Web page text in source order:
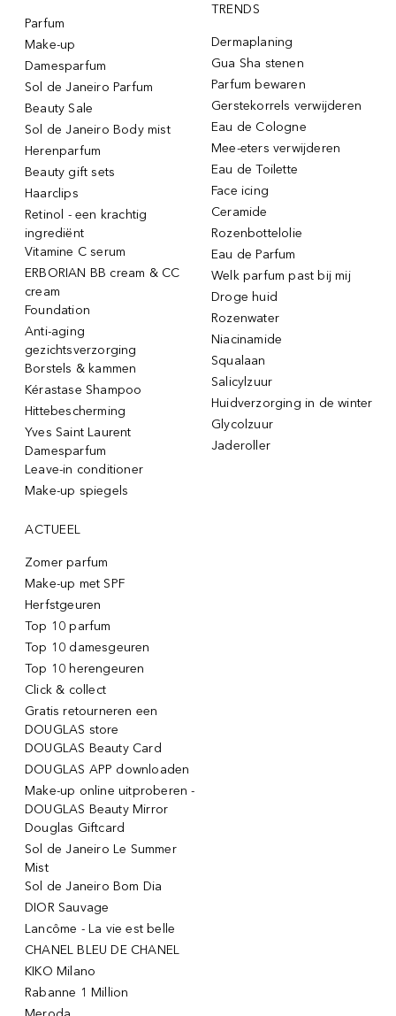
Parfum
Make-up
Damesparfum
Sol de Janeiro Parfum
Beauty Sale
Sol de Janeiro Body mist
Herenparfum
Beauty gift sets
Haarclips
Retinol - een krachtig
ingrediënt
Vitamine C serum
ERBORIAN BB cream & CC
cream
Foundation
Anti-aging
gezichtsverzorging
Borstels & kammen
Kérastase Shampoo
Hittebescherming
Yves Saint Laurent
Damesparfum
Leave-in conditioner
Make-up spiegels
TRENDS
Dermaplaning
Gua Sha stenen
Parfum bewaren
Gerstekorrels verwijderen
Eau de Cologne
Mee-eters verwijderen
Eau de Toilette
Face icing
Ceramide
Rozenbottelolie
Eau de Parfum
Welk parfum past bij mij
Droge huid
Rozenwater
Niacinamide
Squalaan
Salicylzuur
Huidverzorging in de winter
Glycolzuur
Jaderoller
ACTUEEL
Zomer parfum
Make-up met SPF
Herfstgeuren
Top 10 parfum
Top 10 damesgeuren
Top 10 herengeuren
Click & collect
Gratis retourneren een
DOUGLAS store
DOUGLAS Beauty Card
DOUGLAS APP downloaden
Make-up online uitproberen -
DOUGLAS Beauty Mirror
Douglas Giftcard
Sol de Janeiro Le Summer
Mist
Sol de Janeiro Bom Dia
DIOR Sauvage
Lancôme - La vie est belle
CHANEL BLEU DE CHANEL
KIKO Milano
Rabanne 1 Million